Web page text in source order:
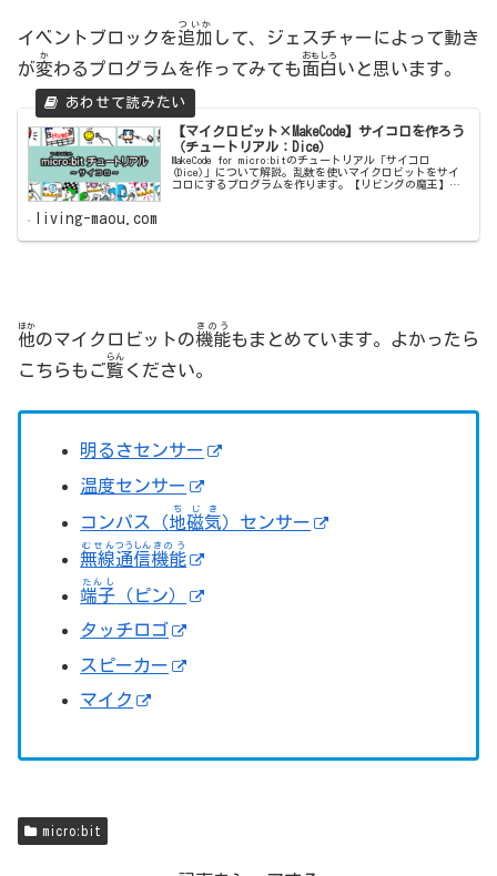
イベントブロックを追加
ついか
して、ジェスチャーによって動き
が変
か
わるプログラムを作ってみても面白
おもしろ
いと思います。
【マイクロビット×MakeCode】サイコロを作ろう
（チュートリアル：Dice）
MakeCode for micro:bitのチュートリアル「サイコロ
(Dice)」について解説。乱数を使いマイクロビットをサイ
コロにするプログラムを作ります。【リビングの魔王】で
living-maou.com
他
ほか
のマイクロビットの機能
きのう
もまとめています。よかったら
こちらもご覧
らん
ください。
明るさセンサー
温度センサー
コンパス（地磁気
ちじき
）センサー
無線
むせん
通信
つうしん
機能
きのう
端子
たんし
（ピン）
タッチロゴ
スピーカー
マイク
micro:bit